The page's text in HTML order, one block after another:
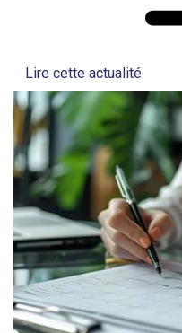
Lire cette actualité